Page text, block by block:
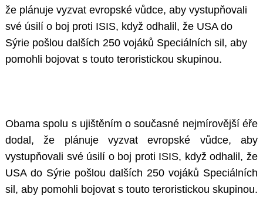
že plánuje vyzvat evropské vůdce, aby vystupňovali
své úsilí o boj proti ISIS, když odhalil, že USA do
Sýrie pošlou dalších 250 vojáků Speciálních sil, aby
pomohli bojovat s touto teroristickou skupinou.
Obama spolu s ujištěním o současné nejmírovější éře
dodal, že plánuje vyzvat evropské vůdce, aby
vystupňovali své úsilí o boj proti ISIS, když odhalil, že
USA do Sýrie pošlou dalších 250 vojáků Speciálních
sil, aby pomohli bojovat s touto teroristickou skupinou.